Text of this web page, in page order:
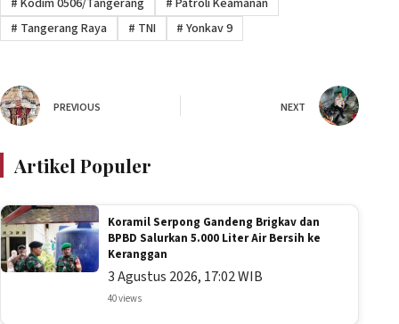
# Tangerang Raya # TNI # Yonkav 9
PREVIOUS NEXT
Artikel Populer
Koramil Serpong Gandeng Brigkav dan
BPBD Salurkan 5.000 Liter Air Bersih ke
Keranggan
3 Agustus 2026, 17:02 WIB
40 views